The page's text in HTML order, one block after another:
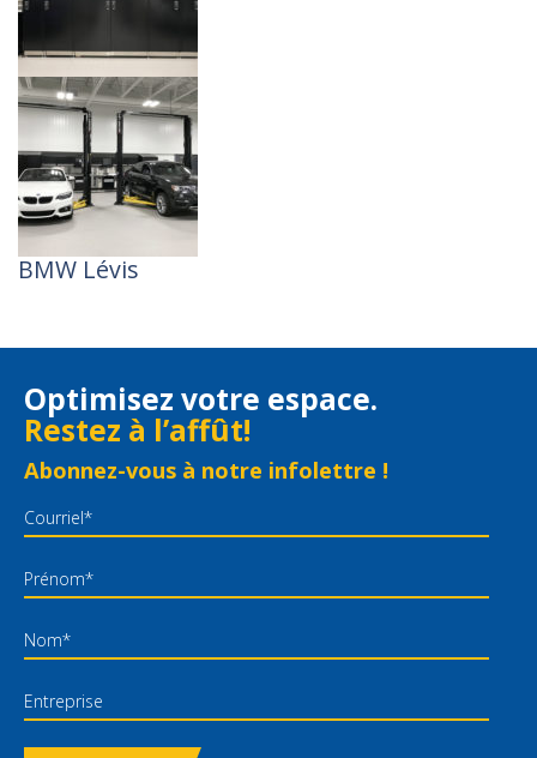
BMW Lévis
Optimisez votre espace.
Restez à l’affût!
Abonnez-vous à notre infolettre !